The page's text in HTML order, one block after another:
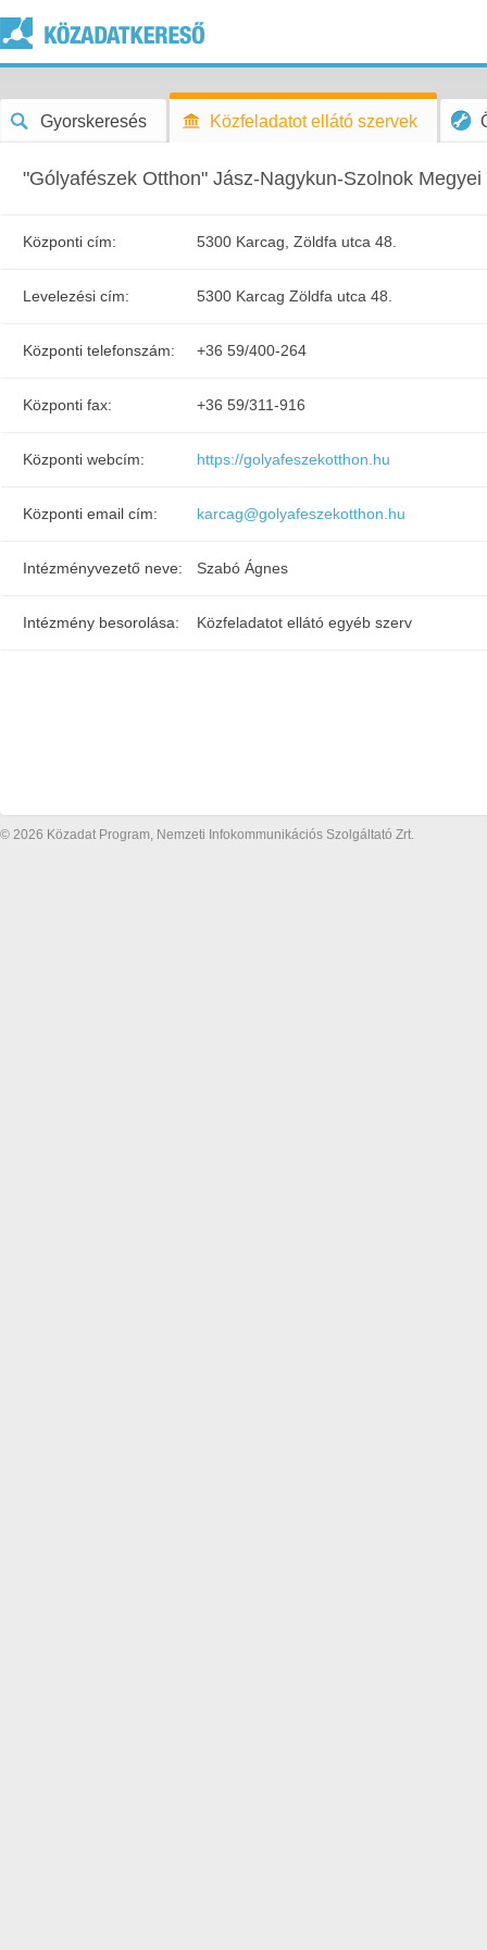
Gyorskeresés Közfeladatot ellátó szervek
"Gólyafészek Otthon" Jász-Nagykun-Szolnok
Központi cím: 5300 Karcag, Zöldfa utca 48.
Levelezési cím: 5300 Karcag Zöldfa utca 48.
Központi telefonszám: +36 59/400-264
Központi fax: +36 59/311-916
Központi webcím: https://golyafeszekotthon.hu
Központi email cím: karcag@golyafeszekotthon.hu
Intézményvezető neve: Szabó Ágnes
Intézmény besorolása: Közfeladatot ellátó egyéb szerv
© 2026 Közadat Program, Nemzeti Infokommunikációs Szolgáltató Zrt.